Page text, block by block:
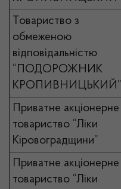
Товариство з
обмеженою
відповідальністю
“ПОДОРОЖНИК
КРОПИВНИЦЬКИЙ”
Приватне акціонерне
товариство “Ліки
Кіровоградщини”
Приватне акціонерне
товариство “Ліки